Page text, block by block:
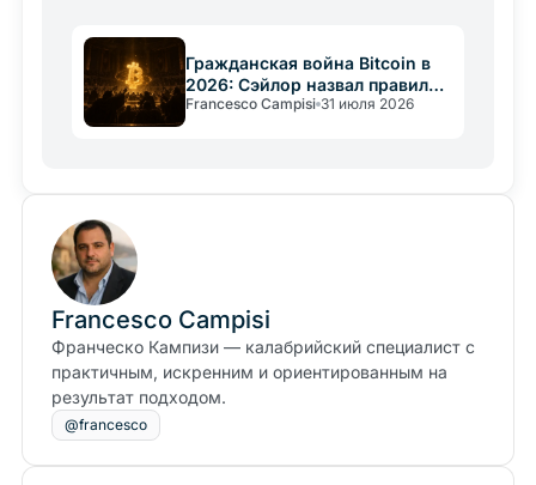
Гражданская война Bitcoin в
2026: Сэйлор назвал правила
«конституцией»
Francesco Campisi 31 июля 2026
Francesco Campisi
Франческо Кампизи — калабрийский специалист с
практичным, искренним и ориентированным на
результат подходом.
@francesco